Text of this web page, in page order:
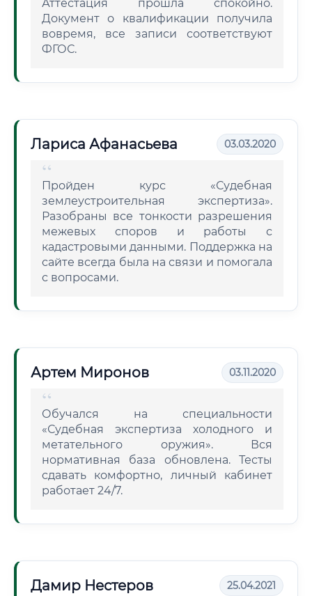
Аттестация прошла спокойно.
Документ о квалификации получила
вовремя, все записи соответствуют
ФГОС.
Лариса Афанасьева 03.03.2020
Пройден курс «Судебная
землеустроительная экспертиза».
Разобраны все тонкости разрешения
межевых споров и работы с
кадастровыми данными. Поддержка на
сайте всегда была на связи и помогала
с вопросами.
Артем Миронов 03.11.2020
Обучался на специальности
«Судебная экспертиза холодного и
метательного оружия». Вся
нормативная база обновлена. Тесты
сдавать комфортно, личный кабинет
работает 24/7.
Дамир Нестеров 25.04.2021